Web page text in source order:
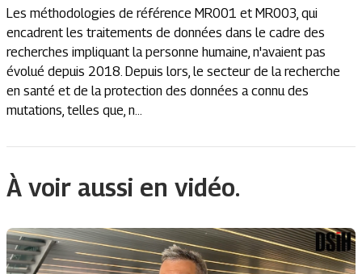
Les méthodologies de référence MR001 et MR003, qui
encadrent les traitements de données dans le cadre des
recherches impliquant la personne humaine, n'avaient pas
évolué depuis 2018. Depuis lors, le secteur de la recherche
en santé et de la protection des données a connu des
mutations, telles que, n...
À voir aussi en vidéo.